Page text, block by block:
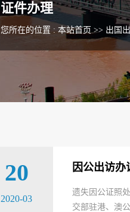
证件办理
您所在的位置 : 本站首页 >> 出国
20
2020-03
因公出访办
遗失因公证照
交部驻港、澳